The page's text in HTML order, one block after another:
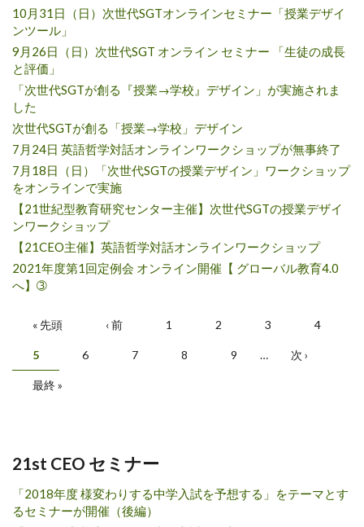
10月31日（日）次世代SGTオンラインセミナー「授業デザイ
ンツール」
9月26日（日）次世代SGT オンライン セミナー 「生徒の成長
と評価」
「次世代SGTが創る『授業→学校』デザイン」が実施されま
した
次世代SGTが創る「授業→学校」デザイン
7月24日 英語哲学対話オンラインワークショップが無事終了
7月18日（日）「次世代SGTの授業デザイン」ワークショップ
をオンラインで実施
【21世紀型教育研究センター主催】次世代SGTの授業デザイ
ンワークショップ
【21CEO主催】英語哲学対話オンラインワークショップ
2021年度第1回定例会 オンライン開催【 グローバル教育4.0
へ】➂
ページ
« 先頭 ‹ 前 1 2 3 4
5 6 7 8 9 … 次 ›
最終 »
21st CEO セミナー
「2018年度 様変わりする中学入試を予想する」をテーマとす
るセミナーが開催（後編）